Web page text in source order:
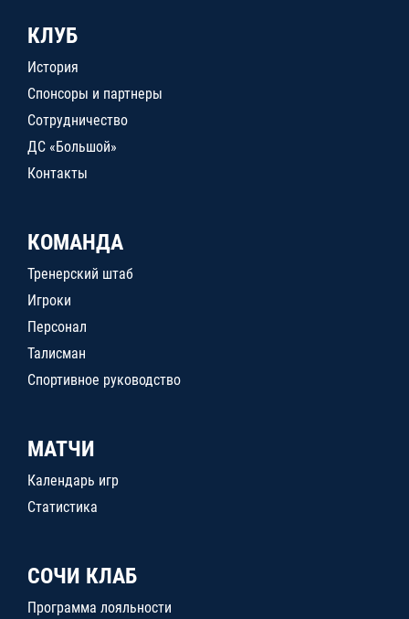
КЛУБ
История
Спонсоры и партнеры
Сотрудничество
ДС «Большой»
Контакты
КОМАНДА
Тренерский штаб
Игроки
Персонал
Талисман
Спортивное руководство
МАТЧИ
Календарь игр
Статистика
СОЧИ КЛАБ
Программа лояльности